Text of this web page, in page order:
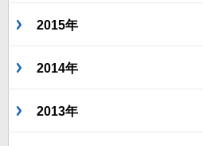
2015年
2014年
2013年